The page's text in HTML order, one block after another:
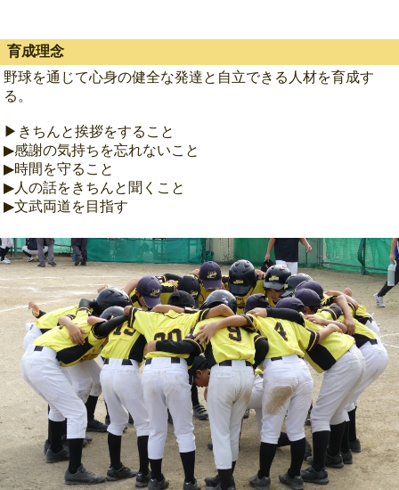
育成理念
野球を通じて心身の健全な発達と自立できる人材を育成す
る。
▶きちんと挨拶をすること
▶感謝の気持ちを忘れないこと
▶時間を守ること
▶人の話をきちんと聞くこと
▶文武両道を目指す